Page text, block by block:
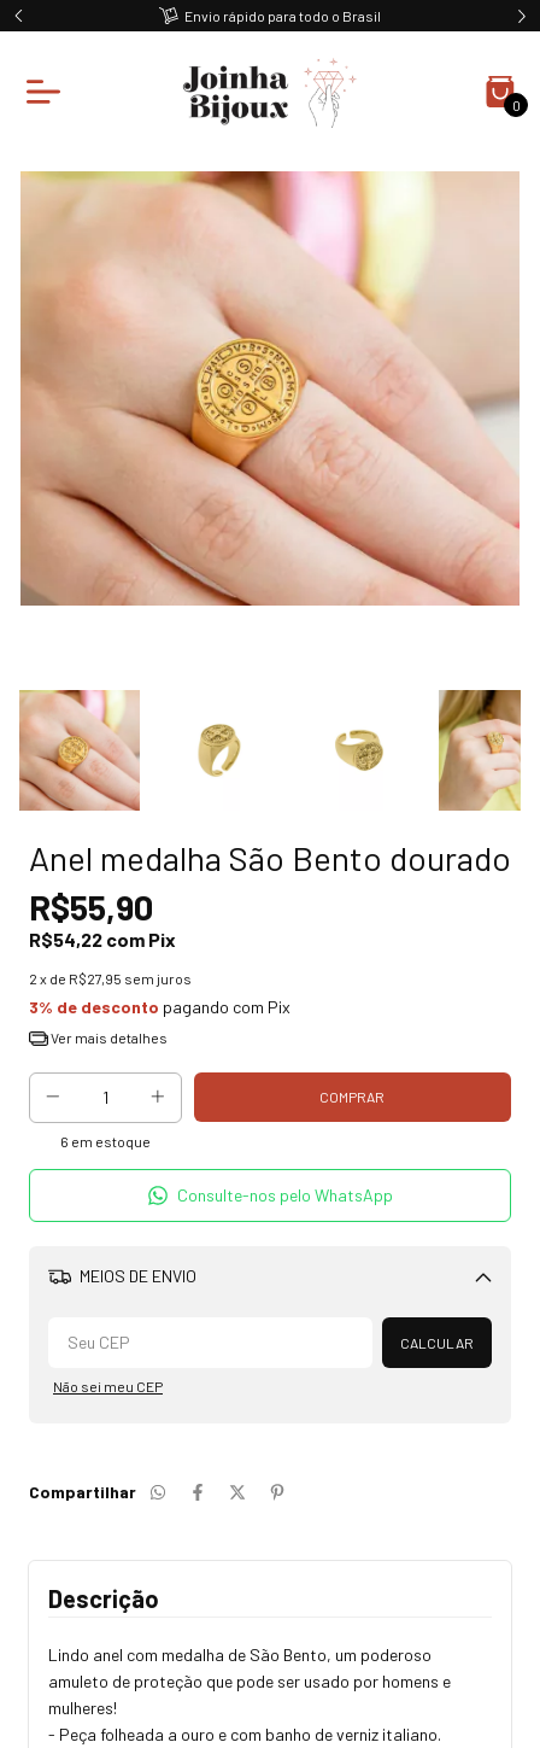
Envio rápido para todo o Brasil
0
Anel medalha São Bento dourado
R$55,90
R$54,22 com Pix
2 x de R$27,95 sem juros
3% de desconto pagando com Pix
Ver mais detalhes
6 em estoque
Consulte-nos pelo WhatsApp
MEIOS DE ENVIO
Alterar CEP
CALCULAR
Não sei meu CEP
Compartilhar
Descrição
Lindo anel com medalha de São Bento, um poderoso
amuleto de proteção que pode ser usado por homens e
mulheres!
- Peça folheada a ouro e com banho de verniz italiano.